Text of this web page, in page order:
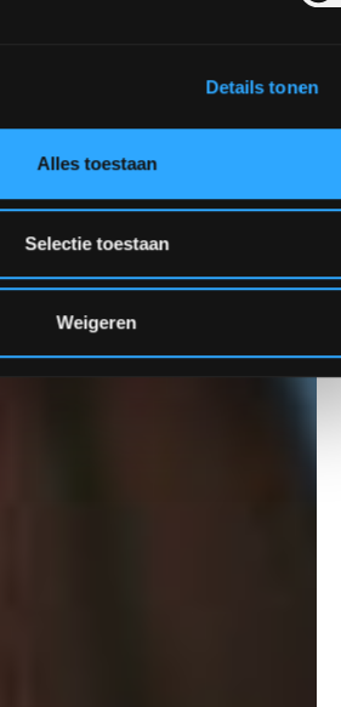
Details tonen
Alles toestaan
Selectie toestaan
Weigeren